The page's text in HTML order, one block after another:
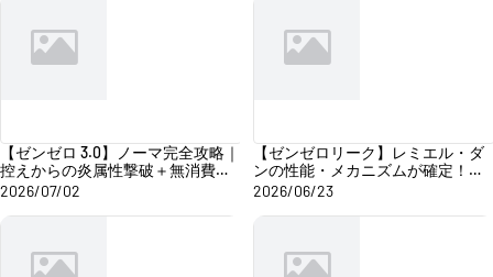
【ゼンゼロ 3.0】ノーマ完全攻略｜
控えからの炎属性撃破＋無消費連
携、ノーマのメカニズムを徹底解
2026/07/02
【ゼンゼロリーク】レミエル・ダ
ンの性能・メカニズムが確定！初
の「3状態異常マルチコア環境」誕
かない
2026/06/23